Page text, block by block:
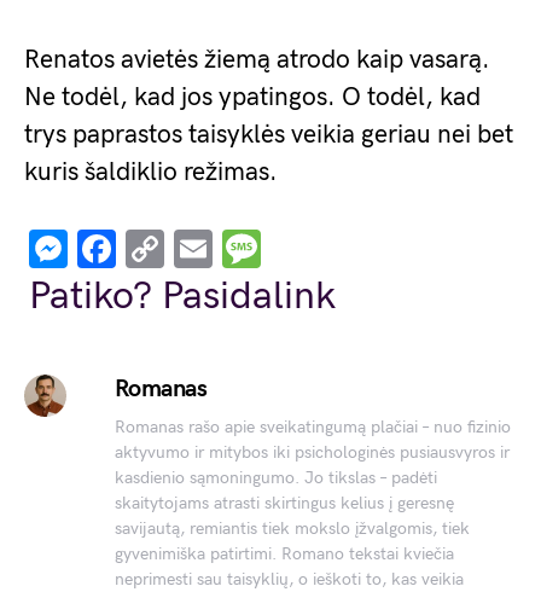
Renatos avietės žiemą atrodo kaip vasarą.
Ne todėl, kad jos ypatingos. O todėl, kad
trys paprastos taisyklės veikia geriau nei bet
kuris šaldiklio režimas.
Messenger
Facebook
Copy
Link
Email
Patiko? Pasidalink
Romanas
Romanas rašo apie sveikatingumą plačiai – nuo fizinio
aktyvumo ir mitybos iki psichologinės pusiausvyros ir
kasdienio sąmoningumo. Jo tikslas – padėti
skaitytojams atrasti skirtingus kelius į geresnę
savijautą, remiantis tiek mokslo įžvalgomis, tiek
gyvenimiška patirtimi. Romano tekstai kviečia
neprimesti sau taisyklių, o ieškoti to, kas veikia